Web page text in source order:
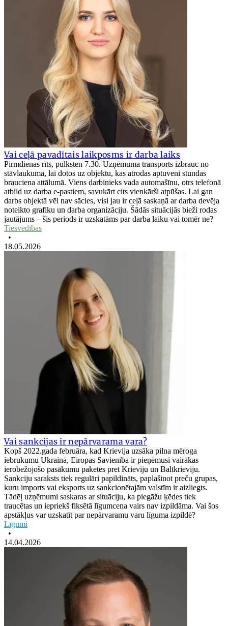
Vai ceļā pavadītais laikposms ir darba laiks
Pirmdienas rīts, pulksten 7.30. Uzņēmuma transports izbrauc no
stāvlaukuma, lai dotos uz objektu, kas atrodas aptuveni stundas
brauciena attālumā. Viens darbinieks vada automašīnu, otrs telefonā
atbild uz darba e-pastiem, savukārt cits vienkārši atpūšas. Lai gan
darbs objektā vēl nav sācies, visi jau ir ceļā saskaņā ar darba devēja
noteikto grafiku un darba organizāciju. Šādās situācijās bieži rodas
jautājums – šis periods ir uzskatāms par darba laiku vai tomēr ne?
Tiesvedības
•
18.05.2026
Vai sankcijas ir nepārvarama vara?
Kopš 2022.gada februāra, kad Krievija uzsāka pilna mēroga
iebrukumu Ukrainā, Eiropas Savienība ir pieņēmusi vairākas
ierobežojošo pasākumu paketes pret Krieviju un Baltkrieviju.
Sankciju saraksts tiek regulāri papildināts, paplašinot preču grupas,
kuru imports vai eksports uz sankcionētajām valstīm ir aizliegts.
Tādēļ uzņēmumi saskaras ar situāciju, ka piegāžu ķēdes tiek
traucētas un iepriekš fiksētā līgumcena vairs nav izpildāma. Vai šos
apstākļus var uzskatīt par nepārvaramu varu līguma izpildē?
Līgumi
•
14.04.2026